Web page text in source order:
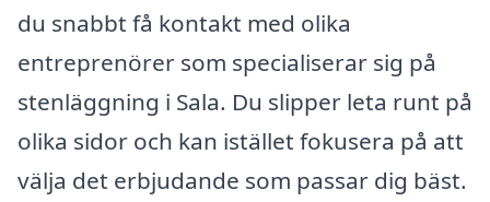
du snabbt få kontakt med olika
entreprenörer som specialiserar sig på
stenläggning i Sala. Du slipper leta runt på
olika sidor och kan istället fokusera på att
välja det erbjudande som passar dig bäst.